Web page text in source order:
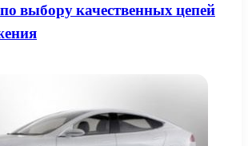
выбору качественных цепей